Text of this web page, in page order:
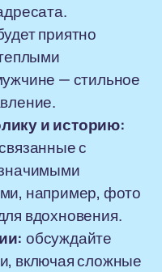
приятно
— стильное
и историю:
с
например, фото
вдохновения.
обсуждайте
включая сложные